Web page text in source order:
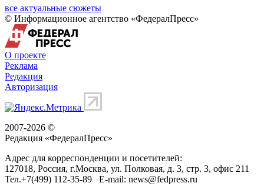
все актуальные сюжеты
© Информационное агентство «ФедералПресс»
О проекте
Реклама
Редакция
Авторизация
2007-2026 ©
Редакция «ФедералПресс»
Адрес для корреспонденции и посетителей:
127018, Россия, г.Москва, ул. Полковая, д. 3, стр. 3, офис 211
Тел.+7(499) 112-35-89 E-mail: news@fedpress.ru